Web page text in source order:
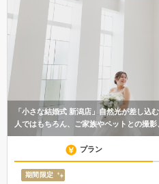
「小さな結婚式 新潟店」自然光が差し込
人ではもちろん、ご家族やペットとの撮
プラン
期間限定